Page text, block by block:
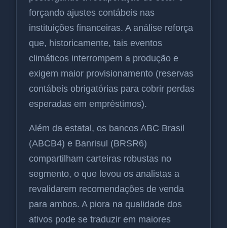
forçando ajustes contábeis nas
instituições financeiras. A análise reforça
que, historicamente, tais eventos
climáticos interrompem a produção e
exigem maior provisionamento (reservas
contábeis obrigatórias para cobrir perdas
esperadas em empréstimos).
Além da estatal, os bancos ABC Brasil
(ABCB4) e Banrisul (BRSR6)
compartilham carteiras robustas no
segmento, o que levou os analistas a
revalidarem recomendações de venda
para ambos. A piora na qualidade dos
ativos pode se traduzir em maiores